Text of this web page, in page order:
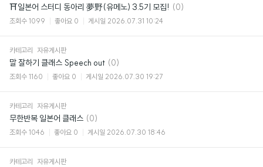
⛩일본어 스터디 동아리 夢野(유메노) 3.5기 모집! 댓
(0)
조회수 1099 좋아요 0 게시일 2026.07.31 10:24
카테고리 자유게시판
말 잘하기 클래스 Speech out 댓
글
(0)
조회수 1160 좋아요 0 게시일 2026.07.30 19:27
카테고리 자유게시판
무한반복 일본어 클래스 댓
글
(0)
조회수 1046 좋아요 0 게시일 2026.07.30 18:46
카테고리 자유게시판